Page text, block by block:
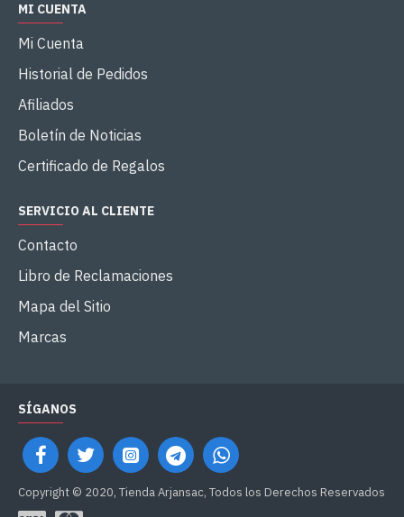
MI CUENTA
Mi Cuenta
Historial de Pedidos
Afiliados
Boletín de Noticias
Certificado de Regalos
SERVICIO AL CLIENTE
Contacto
Libro de Reclamaciones
Mapa del Sitio
Marcas
SÍGANOS
Copyright © 2020, Tienda Arjansac, Todos los Derechos Reservados